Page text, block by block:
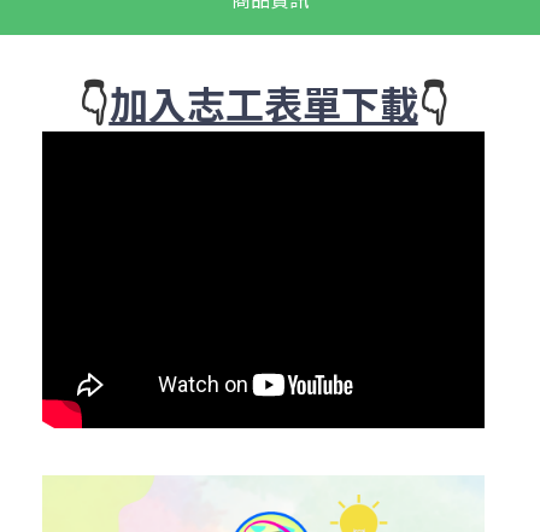
👇加入志工表單下載👇